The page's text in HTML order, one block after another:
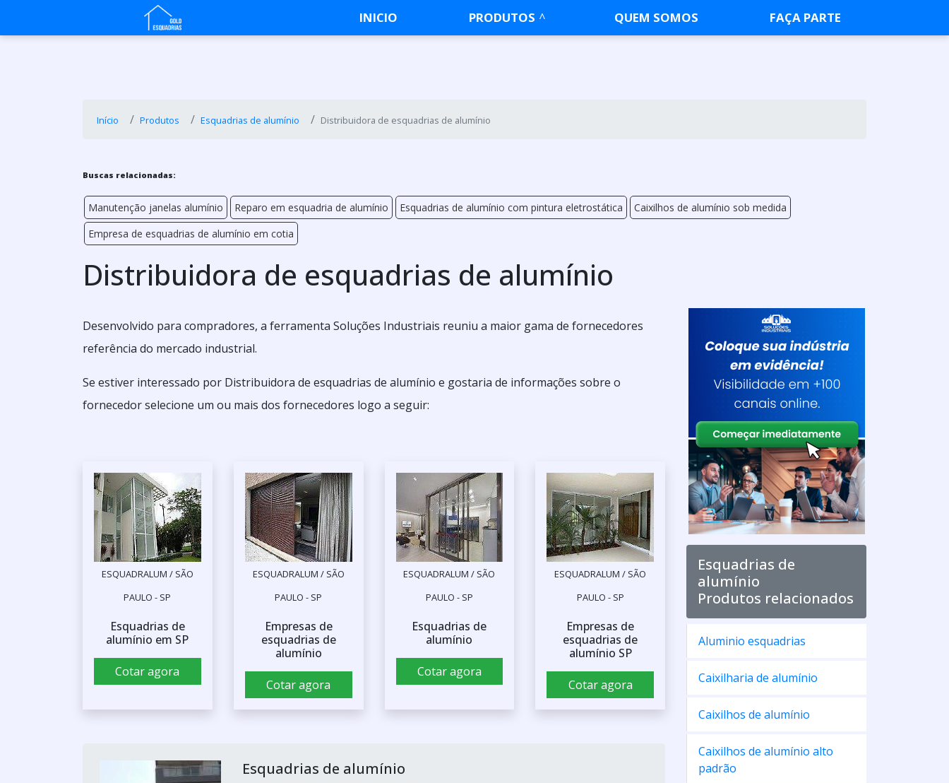
INICIO PRODUTOS QUEM SOMOS FAÇA PARTE
Início Produtos Esquadrias de alumínio Distribuidora de esquadrias de alumínio
Buscas relacionadas:
Manutenção janelas alumínio Reparo em esquadria de alumínio Esquadrias de alumínio com pintura eletrostática
Caixilhos de alumínio sob medida
Empresa de esquadrias de alumínio em cotia
Distribuidora de esquadrias de alumínio
Desenvolvido para compradores, a ferramenta Soluções Industriais reuniu a maior gama de fornecedores
referência do mercado industrial.
Se estiver interessado por Distribuidora de esquadrias de alumínio e gostaria de informações sobre o
fornecedor selecione um ou mais dos fornecedores logo a seguir:
ESQUADRALUM / SÃO
PAULO - SP
Esquadrias de
alumínio em SP
Cotar agora
ESQUADRALUM / SÃO
PAULO - SP
Empresas de
esquadrias de
alumínio
Cotar agora
ESQUADRALUM / SÃO
PAULO - SP
Esquadrias de
alumínio
Cotar agora
ESQUADRALUM / SÃO
PAULO - SP
Empresas de
esquadrias de
alumínio SP
Cotar agora
Esquadrias de alumínio
Esquadrias de
alumínio
Produtos relacionados
Aluminio esquadrias
Caixilharia de alumínio
Caixilhos de alumínio
Caixilhos de alumínio alto
padrão